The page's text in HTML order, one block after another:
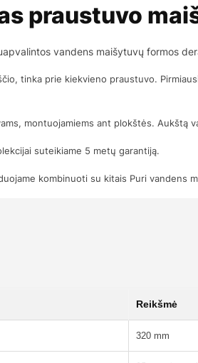
praustuvo
vandens maišytuvų formos
tinka prie kiekvieno praustuvo.
montuojamiems ant plokštės.
suteikiame 5 metų garantiją.
kombinuoti su kitais Puri vandens
Reikšmė
320 mm